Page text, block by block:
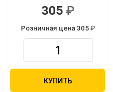
305
Розничная цена 305
КУПИТЬ